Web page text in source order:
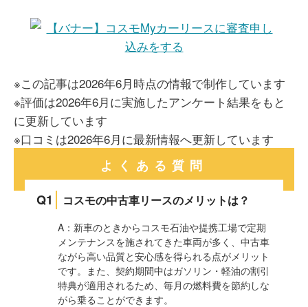
※この記事は2026年6月時点の情報で制作しています
※評価は2026年6月に実施したアンケート結果をもと
に更新しています
※口コミは2026年6月に最新情報へ更新しています
よくある質問
Q1
コスモの中古車リースのメリットは？
A：新車のときからコスモ石油や提携工場で定期
メンテナンスを施されてきた車両が多く、中古車
ながら高い品質と安心感を得られる点がメリット
です。また、契約期間中はガソリン・軽油の割引
特典が適用されるため、毎月の燃料費を節約しな
がら乗ることができます。